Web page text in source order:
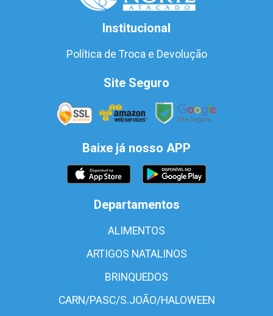
Institucional
Política de Troca e Devolução
Site Seguro
Baixe já nosso APP
Departamentos
ALIMENTOS
ARTIGOS NATALINOS
BRINQUEDOS
CARN/PASC/S.JOÃO/HALOWEEN